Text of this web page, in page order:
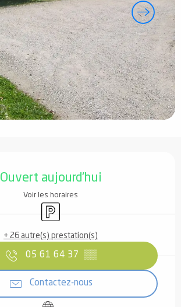
Ouvert aujourd'hui
Voir les horaires
Parking
+ 26 autre(s) prestation(s)
05 61 64 37 ▒▒
Contactez-nous